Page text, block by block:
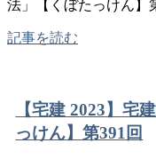
法」【くぼたっけん】
記事を読む
【宅建 2023】宅
っけん】第391回